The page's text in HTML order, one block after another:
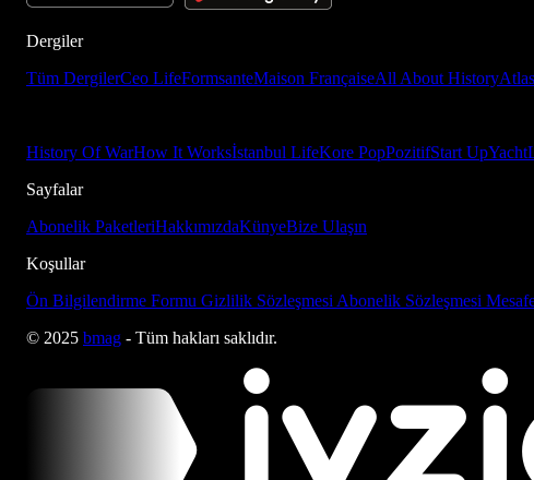
Dergiler
Tüm DergilerCeo LifeFormsanteMaison FrançaiseAll About HistoryAtlas
History Of WarHow It Worksİstanbul LifeKore PopPozitifStart UpYacht
Sayfalar
Abonelik PaketleriHakkımızdaKünyeBize Ulaşın
Koşullar
Ön Bilgilendirme Formu Gizlilik Sözleşmesi Abonelik Sözleşmesi
© 2025 bmag - Tüm hakları saklıdır.